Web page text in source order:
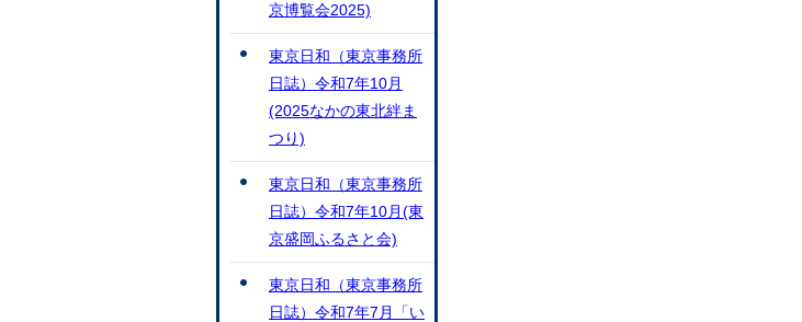
京博覧会2025)
東京日和（東京事務所
日誌）令和7年10月
(2025なかの東北絆ま
つり)
東京日和（東京事務所
日誌）令和7年10月(東
京盛岡ふるさと会)
東京日和（東京事務所
日誌）令和7年7月「い